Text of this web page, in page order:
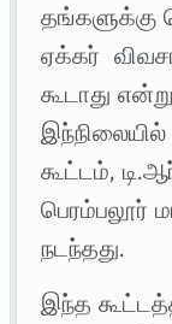
தங்களுக்கு
ஏக்கர்
கூடாது
இந்நிலையில்
கூட்டம்,
பெரம்பலூர்
நடந்தது.
இந்த